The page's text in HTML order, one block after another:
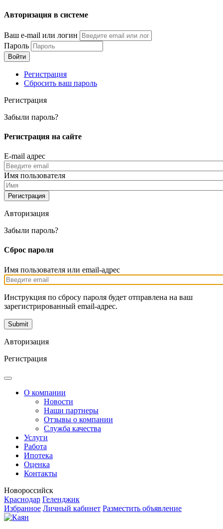
Перейти
основному
содержанию
Авторизация в системе
Ваш e-mail или логин
Пароль
Регистрация
Сбросить ваш пароль
Регистрация
Забыли пароль?
Регистрация на сайте
E-mail адрес
Имя пользователя
Авторизация
Забыли пароль?
Сброс пароля
Имя пользователя или email-адрес
Инструкция по сбросу пароля будет отправлена на ваш
зарегистрированный email-адрес.
Авторизация
Регистрация
О компании
Новости
Наши партнеры
Отзывы о компании
Служба качества
Услуги
Работа
Ипотека
Оценка
Контакты
Новороссийск
Краснодар Геленджик
Избранное Личный кабинет Разместить объявление